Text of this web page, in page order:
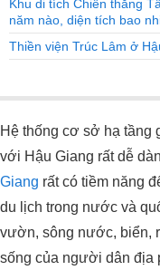
Khu di tích Chiến thắng
năm nào, diện tích bao
Thiền viện Trúc Lâm ở
Hệ thống cơ sở hạ tầng
với Hậu Giang rất dễ
Giang rất có tiềm năng
du lịch trong nước và
vườn, sông nước, biển,
sống của người dân địa